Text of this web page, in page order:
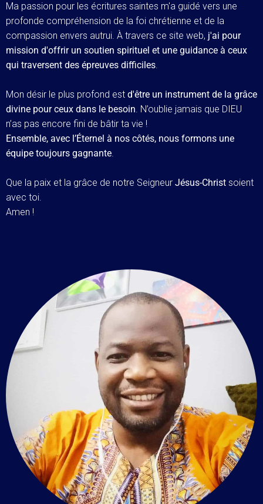
Ma passion pour les écritures saintes m'a guidé vers une
profonde compréhension de la foi chrétienne et de la
compassion envers autrui. À travers ce site web, j'ai pour
mission d'offrir un soutien spirituel et une guidance à ceux
qui traversent des épreuves difficiles.
Mon désir le plus profond est d'être un instrument de la grâce
divine pour ceux dans le besoin. N’oublie jamais que DIEU
n’as pas encore fini de bâtir ta vie !
Ensemble, avec l’Éternel à nos côtés, nous formons une
équipe toujours gagnante.
Que la paix et la grâce de notre Seigneur Jésus-Christ soient
avec toi.
Amen !